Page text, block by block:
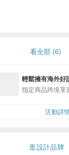
看全部 (6)
輕鬆擁有海外好
指定商品跨境享
活動詳
逛設計品牌